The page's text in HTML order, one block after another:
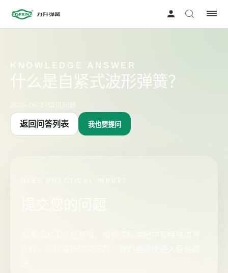
KNOWLEDGE ANSWER
什么是自紧式波形弹簧？
常见问题
返回问答列表 我也要提问